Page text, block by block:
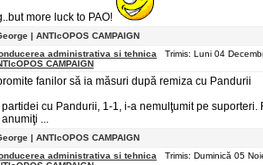
more luck to PAO!
| ANTIcOPOS CAMPAIGN
administrativa si tehnica Trimis: Luni 04
CAMPAIGN
fanilor să ia măsuri după remiza cu Pandurii
partidei cu Pandurii, 1-1, i-a nemulţumit pe
...
| ANTIcOPOS CAMPAIGN
administrativa si tehnica Trimis: Duminică 05